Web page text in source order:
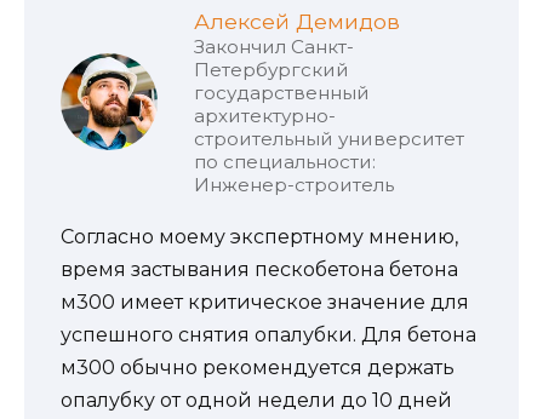
Алексей Демидов
Закончил Санкт-
Петербургский
государственный
архитектурно-
строительный университет
по специальности:
Инженер-строитель
Согласно моему экспертному мнению,
время застывания пескобетона бетона
м300 имеет критическое значение для
успешного снятия опалубки. Для бетона
м300 обычно рекомендуется держать
опалубку от одной недели до 10 дней